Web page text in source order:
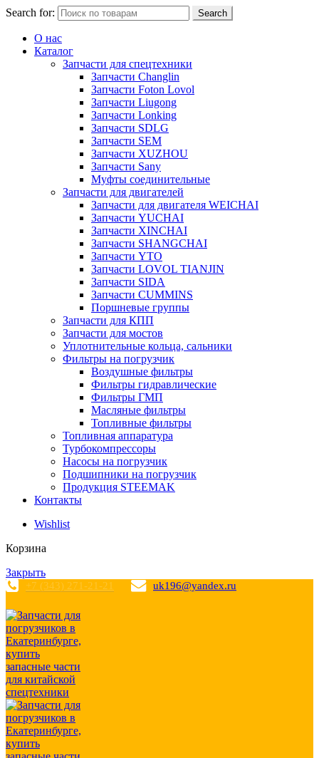
Search for: Search
О нас
Каталог
Запчасти для спецтехники
Запчасти Changlin
Запчасти Foton Lovol
Запчасти Liugong
Запчасти Lonking
Запчасти SDLG
Запчасти SEM
Запчасти XUZHOU
Запчасти Sany
Муфты соединительные
Запчасти для двигателей
Запчасти для двигателя WEICHAI
Запчасти YUCHAI
Запчасти XINCHAI
Запчасти SHANGCHAI
Запчасти YTO
Запчасти LOVOL TIANJIN
Запчасти SIDA
Запчасти CUMMINS
Поршневые группы
Запчасти для КПП
Запчасти для мостов
Уплотнительные кольца, сальники
Фильтры на погрузчик
Воздушные фильтры
Фильтры гидравлические
Фильтры ГМП
Масляные фильтры
Топливные фильтры
Топливная аппаратура
Турбокомпрессоры
Насосы на погрузчик
Подшипники на погрузчик
Продукция STEEMAK
Контакты
Wishlist
Корзина
Закрыть
+7 (343) 271-21-21 uk196@yandex.ru